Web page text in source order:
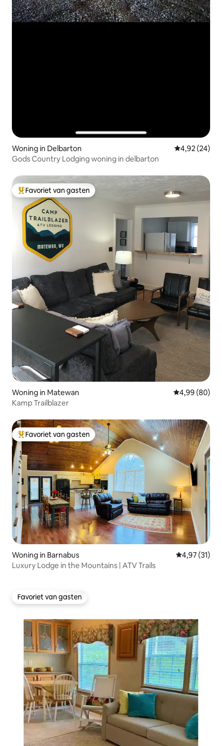
Woning in Delbarton Gemiddelde
4,92 (24)
Gods Country Lodging woning in delbarton
Topfavoriet van gasten
Favoriet van gasten
Woning in Matewan Gemiddelde
4,99 (80)
Kamp Trailblazer
Topfavoriet van gasten
Favoriet van gasten
Woning in Barnabus Gemiddelde
4,97 (31)
Luxury Lodge in the Mountains | ATV Trails
Favoriet van gasten
Favoriet van gasten